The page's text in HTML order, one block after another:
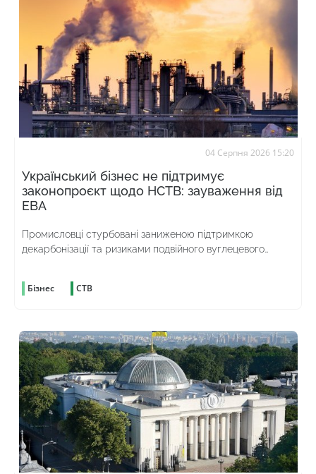
04 Серпня 2026 15:20
Український бізнес не підтримує
законопроєкт щодо НСТВ: зауваження від
ЕВА
Промисловці стурбовані заниженою підтримкою
декарбонізації та ризиками подвійного вуглецевого
Бізнес СТВ